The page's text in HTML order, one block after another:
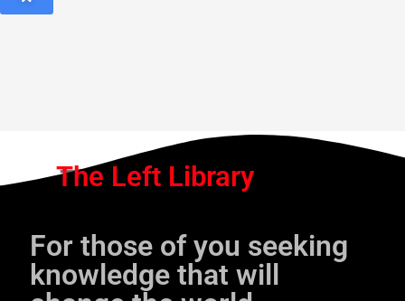
The Left Library
For those of you seeking
knowledge that will